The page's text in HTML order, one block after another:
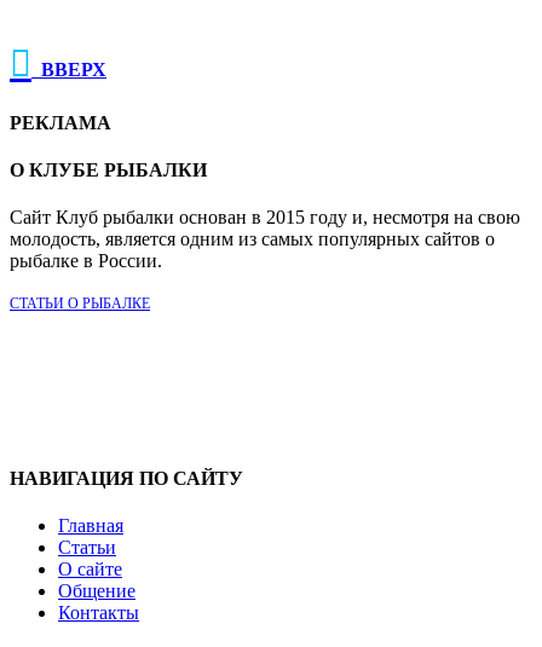
 ВВЕРХ
РЕКЛАМА
О КЛУБЕ РЫБАЛКИ
Сайт Клуб рыбалки основан в 2015 году и, несмотря на свою
молодость, является одним из самых популярных сайтов о
рыбалке в России.
СТАТЬИ О РЫБАЛКЕ
НАВИГАЦИЯ ПО САЙТУ
Главная
Статьи
О сайте
Общение
Контакты